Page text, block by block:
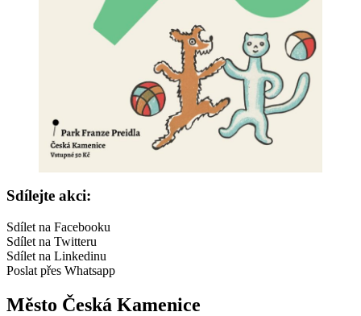
Sdílejte akci:
Sdílet na Facebooku
Sdílet na Twitteru
Sdílet na Linkedinu
Poslat přes Whatsapp
Město Česká Kamenice